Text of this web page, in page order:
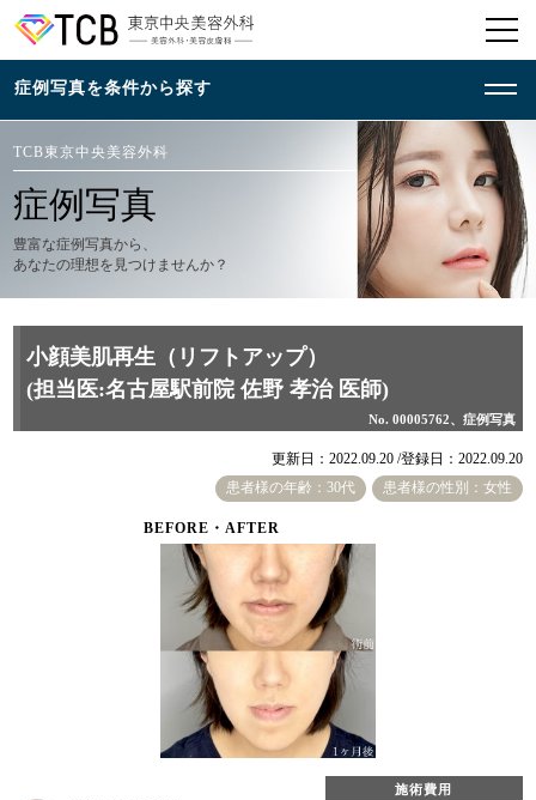
TCB東京中央美容外科
症例写真
豊富な症例写真から、
あなたの理想を見つけませんか？
小顔美肌再生（リフトアップ）
(担当医:名古屋駅前院 佐野 孝治 医師)
No. 00005762、症例写真
患者様の年齢：30代 患者様の性別：女性
更新日：2022.09.20 /登録日：2022.09.20
BEFORE・AFTER
施術費用